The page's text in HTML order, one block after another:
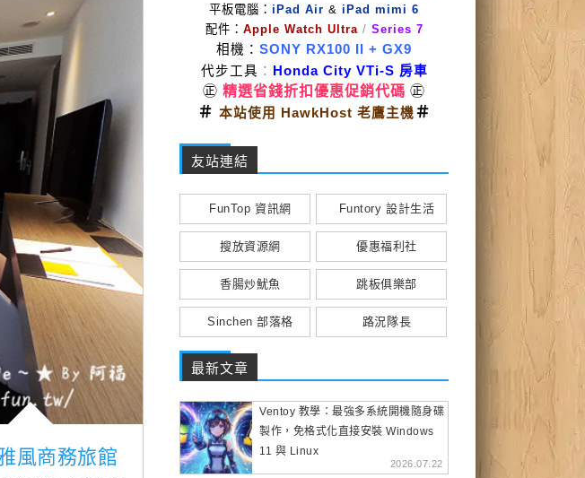
風商務旅館
平板電腦： iPad Air & iPad mimi 6
配件： Apple Watch Ultra / Series 7
相機： SONY RX100 II
+ GX9
代步工具 ： Honda City VTi-S 房車
㊣ 精選省錢折扣優惠促銷代碼 ㊣
＃ 本站使用 HawkHost 老鷹主機＃
友站連結
FunTop 資訊網 Funtory 設計生活
搜放資源網 優惠福利社
香腸炒魷魚 跳板俱樂部
Sinchen 部落格 路況隊長
最新文章
Ventoy 教學：最強多系統開機隨身碟
製作，免格式化直接安裝 Windows
11 與 Linux
2026.07.22